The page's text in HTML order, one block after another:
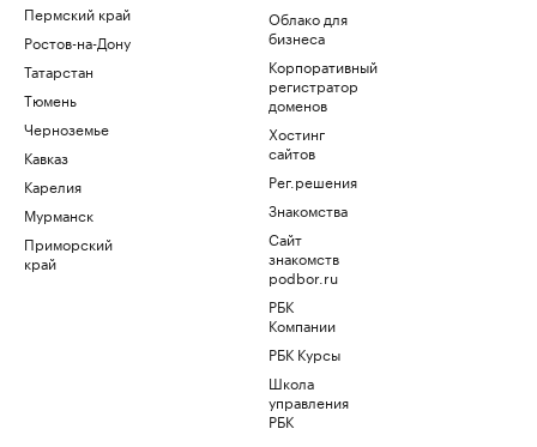
Пермский край
Ростов-на-Дону
Татарстан
Тюмень
Черноземье
Кавказ
Карелия
Мурманск
Приморский
край
Облако для
бизнеса
Корпоративный
регистратор
доменов
Хостинг
сайтов
Рег.решения
Знакомства
Сайт
знакомств
podbor.ru
РБК
Компании
РБК Курсы
Школа
управления
РБК